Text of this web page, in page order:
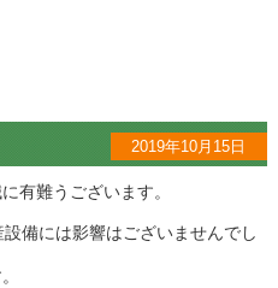
2019年10月15日
有難うございます。
備には影響はございませんでし